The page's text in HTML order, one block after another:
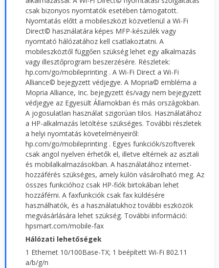
csak bizonyos nyomtatók esetében támogatott.
Nyomtatás előtt a mobileszközt közvetlenül a Wi-Fi
Direct© használatára képes MFP-készülék vagy
nyomtató hálózatához kell csatlakoztatni. A
mobileszköztől függően szükség lehet egy alkalmazás
vagy illesztőprogram beszerzésére. Részletek:
hp.com/go/mobileprinting . A Wi-Fi Direct a Wi-Fi
Alliance© bejegyzett védjegye. A Mopria© embléma a
Mopria Alliance, Inc. bejegyzett és/vagy nem bejegyzett
védjegye az Egyesült Államokban és más országokban.
A jogosulatlan használat szigorúan tilos. Használatához
a HP-alkalmazás letöltése szükséges. További részletek
a helyi nyomtatás követelményeiről:
hp.com/go/mobileprinting . Egyes funkciók/szoftverek
csak angol nyelven érhetők el, illetve eltérnek az asztali
és mobilalkalmazásokban. A használatához internet-
hozzáférés szükséges, amely külön vásárolható meg. Az
összes funkcióhoz csak HP-fiók birtokában lehet
hozzáférni. A faxfunkciók csak fax küldésére
használhatók, és a használatukhoz további eszközök
megvásárlására lehet szükség. További információ:
hpsmart.com/mobile-fax
Hálózati lehetőségek
1 Ethernet 10/100Base-TX; 1 beépített Wi-Fi 802.11
a/b/g/n